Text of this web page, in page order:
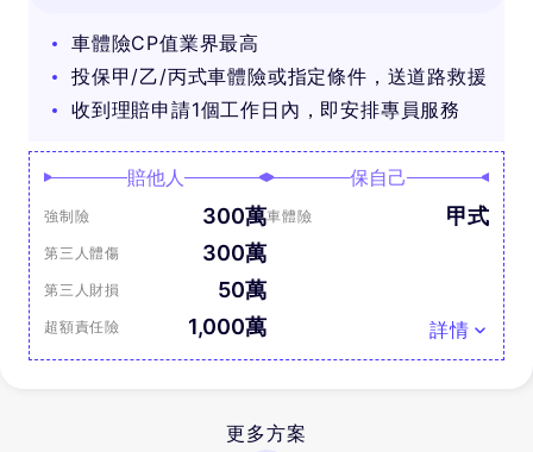
車體險CP值業界最高
投保甲/乙/丙式車體險或指定條件，送道路救援
收到理賠申請1個工作日內，即安排專員服務
賠他人
強制險 300萬
第三人體傷 300萬
第三人財損 50萬
超額責任險 1,000萬
保自己
車體險 甲式
詳情
更多方案